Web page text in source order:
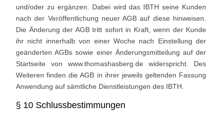
und/oder zu ergänzen. Dabei wird das IBTH seine Kunden
nach der Veröffentlichung neuer AGB auf diese hinweisen.
Die Änderung der AGB tritt sofort in Kraft, wenn der Kunde
ihr nicht innerhalb von einer Woche nach Einstellung der
geänderten AGBs sowie einer Änderungsmitteilung auf der
Startseite von www.thomashasberg.de widerspricht. Des
Weiteren finden die AGB in ihrer jeweils geltenden Fassung
Anwendung auf sämtliche Dienstleistungen des IBTH.
§ 10 Schlussbestimmungen